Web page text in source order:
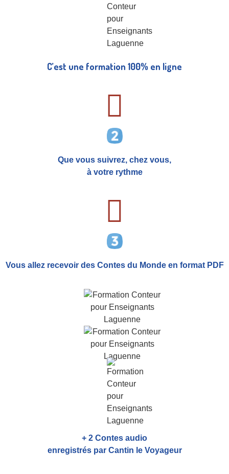
C’est une formation 100% en ligne
Que vous suivrez, chez vous,
à votre rythme
Vous allez recevoir des Contes du Monde en format PDF
+ 2 Contes audio
enregistrés par Cantin le Voyageur